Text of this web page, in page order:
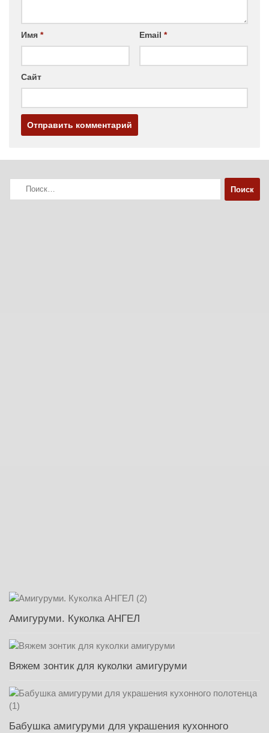
Имя * Email *
Сайт
Найти:
Амигуруми. Куколка АНГЕЛ
Вяжем зонтик для куколки амигуруми
Бабушка амигуруми для украшения кухонного